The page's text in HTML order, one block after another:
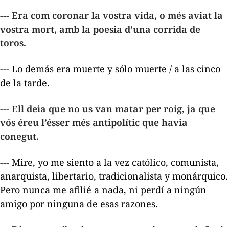
--- Era com coronar la vostra vida, o més aviat la
vostra mort, amb la poesia d’una corrida de
toros.
--- Lo demás era muerte y sólo muerte / a las cinco
de la tarde.
--- Ell deia que no us van matar per roig, ja que
vós éreu l’ésser més antipolític que havia
conegut.
--- Mire, yo me siento a la vez católico, comunista,
anarquista, libertario, tradicionalista y monárquico.
Pero nunca me afilié a nada, ni perdí a ningún
amigo por ninguna de esas razones.